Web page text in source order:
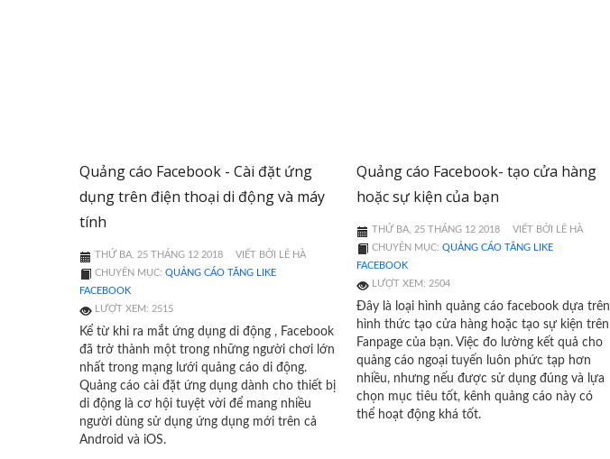
Quảng cáo Facebook - Cài đặt ứng
dụng trên điện thoại di động và máy
tính
THỨ BA, 25 THÁNG 12 2018
VIẾT BỞI LÊ HÀ
CHUYÊN MỤC: QUẢNG CÁO TĂNG LIKE
FACEBOOK
LƯỢT XEM: 2515
Kể từ khi ra mắt ứng dụng di động , Facebook
đã trở thành một trong những người chơi lớn
nhất trong mạng lưới quảng cáo di động.
Quảng cáo cài đặt ứng dụng dành cho thiết bị
di động là cơ hội tuyệt vời để mang nhiều
người dùng sử dụng ứng dụng mới trên cả
Android và iOS.
Quảng cáo Facebook- tạo cửa hàng
hoặc sự kiện của bạn
THỨ BA, 25 THÁNG 12 2018
VIẾT BỞI LÊ HÀ
CHUYÊN MỤC:QUẢNG CÁO TĂNG LIKE
FACEBOOK
LƯỢT XEM: 2504
Đây là loại hình quảng cáo facebook dựa trên
hình thức tạo cửa hàng hoặc tạo sự kiện trên
Fanpage của bạn. Việc đo lường kết quả cho
quảng cáo ngoại tuyến luôn phức tạp hơn
nhiều, nhưng nếu được sử dụng đúng và lựa
chọn mục tiêu tốt, kênh quảng cáo này có
thể hoạt động khá tốt.